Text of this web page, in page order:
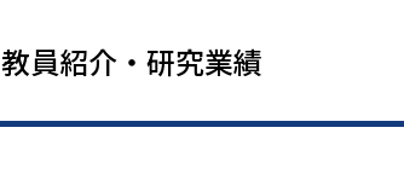
教員紹介・研究業績